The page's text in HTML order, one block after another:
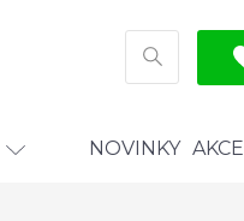
HLEDAT
NOVINKY AKCE